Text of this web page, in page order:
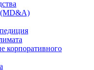
(MD&A)
корпоративного